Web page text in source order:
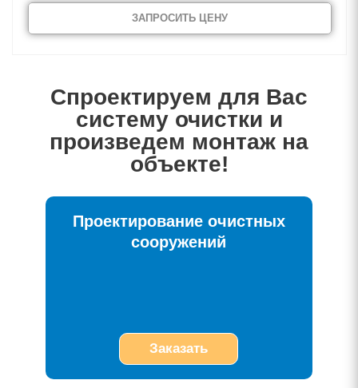
ЗАПРОСИТЬ ЦЕНУ
Спроектируем для Вас
систему очистки и
произведем монтаж на
объекте!
Проектирование очистных
сооружений
Заказать